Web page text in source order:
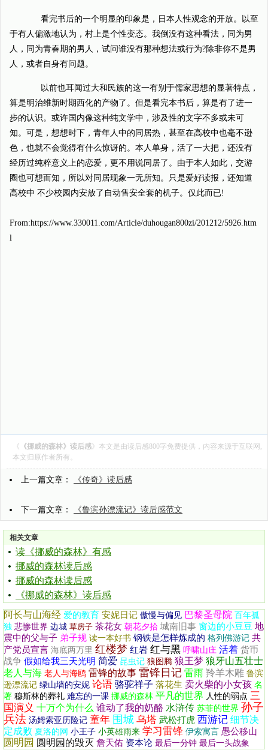
看完书后的一个明显的印象是，日本人性观念的开放。以至
于有人偏激地认为，村上是个性变态。我倒没有这种看法，同为男
人，同为青春期的男人，试问谁没有那种想法或行为?除非你不是男
人，或者自身有问题。
以前也耳闻过大和民族的这一有别于儒家思想的显著特点，
算是明治维新时期西化的产物了。但是看完本书后，算是有了进一
步的认识。或许国内像这种纯文学中，涉及性的文字不多或未可
知。可是，想想时下，青年人中的同居热，甚至在高校中也毫不逊
色，也就不会觉得有什么惊讶的。本人单身，活了一大把，还没有
经历过纯粹意义上的恋爱，更不用说同居了。由于本人如此，交游
圈也可想而知，所以对同居现象一无所知。只是爱好读报，还知道
高校中 不少校园内安放了自动售安全套的机子。仅此而已!
From:https://www.330011.com/Article/duhougan800zi/201212/5926.htm
l
《 《挪威的森林》读后感》本文是由读后感800字免费提供，内容来源于互联网,
本文归原作者所有。
上一篇文章： 《传奇》读后感
下一篇文章： 《鲁滨孙漂流记》读后感范文
相关文章
读《挪威的森林》有感
挪威的森林读后感
挪威的森林读后感
《挪威的森林》读后感
阿长与山海经 爱的教育 安妮日记 傲慢与偏见 巴黎圣母院 百年孤
独 悲惨世界 边城 草房子 茶花女 朝花夕拾 城南旧事 窗边的小豆豆 地
震中的父与子 弟子规 读一本好书 钢铁是怎样炼成的 格列佛游记 共
产党员宣言 海底两万里 红楼梦 红岩 红与黑 呼啸山庄 活着 货币
战争 假如给我三天光明 简爱 昆虫记 狼图腾 狼王梦 狼牙山五壮士
老人与海 老人与海鸥 雷锋的故事 雷锋日记 雷雨 羚羊木雕 鲁滨
逊漂流记 绿山墙的安妮 论语 骆驼祥子 落花生 卖火柴的小女孩 名
著 穆斯林的葬礼 难忘的一课 挪威的森林 平凡的世界 人性的弱点 三
国演义 十万个为什么 谁动了我的奶酪 水浒传 苏菲的世界 孙子
兵法 汤姆索亚历险记 童年 围城 乌塔 武松打虎 西游记 细节决
定成败 夏洛的网 小王子 小英雄雨来 学习雷锋 伊索寓言 愚公移山
圆明园 圆明园的毁灭 詹天佑 资本论 最后一分钟 最后一头战象